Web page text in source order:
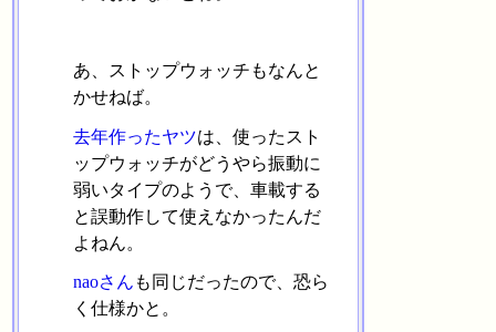
あ、ストップウォッチもなんと
かせねば。
去年作ったヤツは、使ったスト
ップウォッチがどうやら振動に
弱いタイプのようで、車載する
と誤動作して使えなかったんだ
よねん。
naoさん も同じだったので、恐ら
く仕様かと。